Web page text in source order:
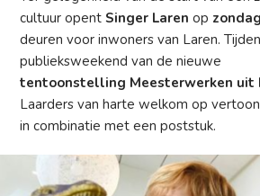
cultuur opent Singer Laren op
deuren voor inwoners van Laren.
publieksweekend van de nieuwe
tentoonstelling Meesterwerken uit
Laarders van harte welkom op
in combinatie met een poststuk.